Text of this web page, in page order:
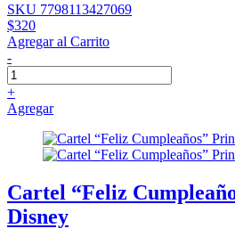
SKU 7798113427069
$320
Agregar al Carrito
-
+
Agregar
Cartel “Feliz
Disney